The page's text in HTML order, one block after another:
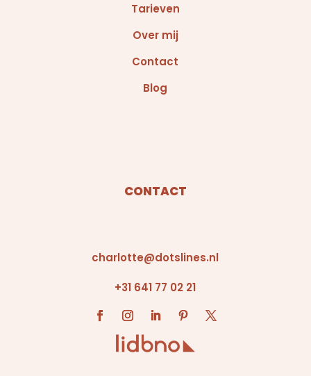
Tarieven
Over mij
Contact
Blog
CONTACT
charlotte@dotslines.nl
+31 641 77 02 21